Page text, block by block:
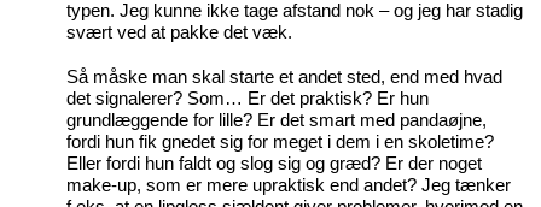
typen. Jeg kunne ikke tage afstand nok – og jeg har stadig
svært ved at pakke det væk.
Så måske man skal starte et andet sted, end med hvad
det signalerer? Som… Er det praktisk? Er hun
grundlæggende for lille? Er det smart med pandaøjne,
fordi hun fik gnedet sig for meget i dem i en skoletime?
Eller fordi hun faldt og slog sig og græd? Er der noget
make-up, som er mere upraktisk end andet? Jeg tænker